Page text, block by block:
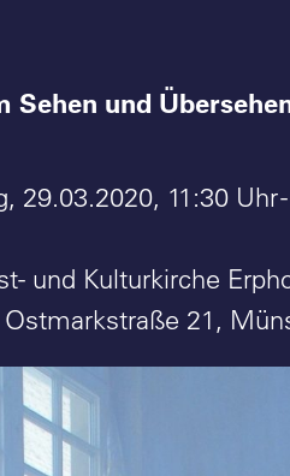
Sehen und
29.03.2020, 11:30 Uhr
und Kulturkirche
21,